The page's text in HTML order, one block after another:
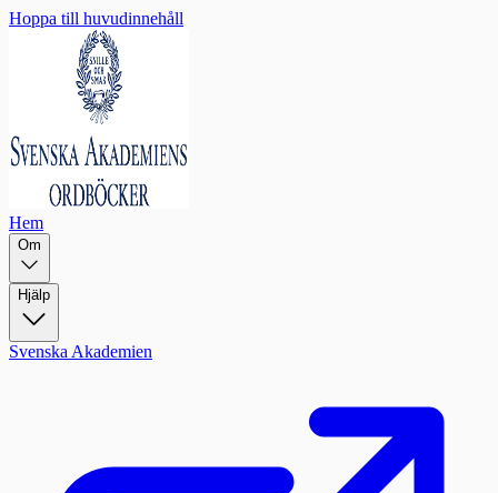
Hoppa till huvudinnehåll
Hem
Om
Hjälp
Svenska Akademien